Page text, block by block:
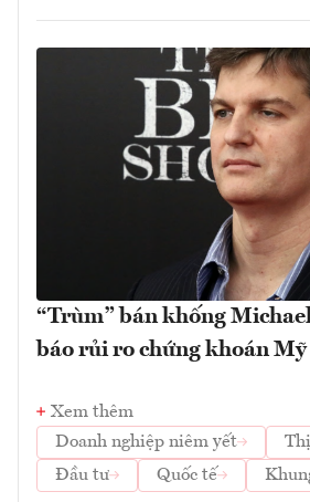
“Trùm” bán khống
báo rủi ro chứng khoán Mỹ
Xem thêm
Doanh nghiệp niêm yết
Đầu tư
Quốc tế